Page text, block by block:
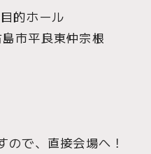
的ホール
市平良東仲宗根
ので、直接会場へ！